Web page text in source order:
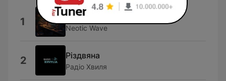
1 Lamp Light
Neotic Wave
2 Різдвяна
Радіо Хвиля